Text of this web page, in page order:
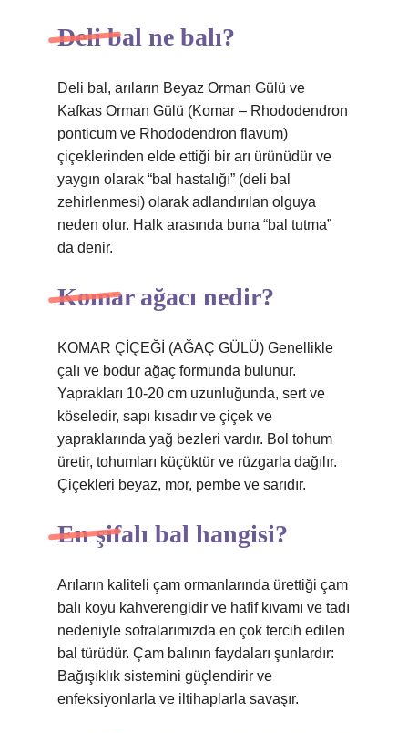
Deli bal ne balı?
Deli bal, arıların Beyaz Orman Gülü ve
Kafkas Orman Gülü (Komar – Rhododendron
ponticum ve Rhododendron flavum)
çiçeklerinden elde ettiği bir arı ürünüdür ve
yaygın olarak “bal hastalığı” (deli bal
zehirlenmesi) olarak adlandırılan olguya
neden olur. Halk arasında buna “bal tutma”
da denir.
Komar ağacı nedir?
KOMAR ÇİÇEĞİ (AĞAÇ GÜLÜ) Genellikle
çalı ve bodur ağaç formunda bulunur.
Yaprakları 10-20 cm uzunluğunda, sert ve
köseledir, sapı kısadır ve çiçek ve
yapraklarında yağ bezleri vardır. Bol tohum
üretir, tohumları küçüktür ve rüzgarla dağılır.
Çiçekleri beyaz, mor, pembe ve sarıdır.
En şifalı bal hangisi?
Arıların kaliteli çam ormanlarında ürettiği çam
balı koyu kahverengidir ve hafif kıvamı ve tadı
nedeniyle sofralarımızda en çok tercih edilen
bal türüdür. Çam balının faydaları şunlardır:
Bağışıklık sistemini güçlendirir ve
enfeksiyonlarla ve iltihaplarla savaşır.